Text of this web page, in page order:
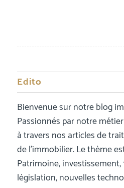
Edito
Bienvenue sur notre blog
Passionnés par notre
à travers nos articles de
de l’immobilier. Le thème
Patrimoine, investissement,
législation, nouvelles